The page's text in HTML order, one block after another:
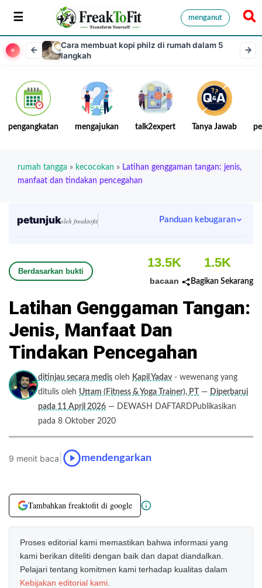
menganut
Cara membuat kopi philz di rumah dalam 5
langkah
pengangkatan mengajukan talk2expert Tanya Jawab
rumah tangga » kecocokan » Latihan genggaman tangan: jenis,
manfaat dan tindakan pencegahan
petunjukoleh freaktofit Panduan kebugaran
Berdasarkan bukti
13.5K
bacaan
1.5K
Bagikan Sekarang
Latihan Genggaman Tangan:
Jenis, Manfaat Dan
Tindakan Pencegahan
ditinjau secara medis oleh Kapil Yadav - wewenang yang
ditulis oleh Uttam (Fitness & Yoga Trainer), PT — Diperbarui
pada 11 April 2026 — DEWASH DAFTARDPublikasikan
pada 8 Oktober 2020
9 menit baca mendengarkan
Tambahkan freaktofit di google
Proses editorial kami memastikan bahwa informasi yang
kami berikan diteliti dengan baik dan dapat diandalkan.
Pelajari tentang komitmen kami terhadap kualitas dalam
Kebijakan editorial kami